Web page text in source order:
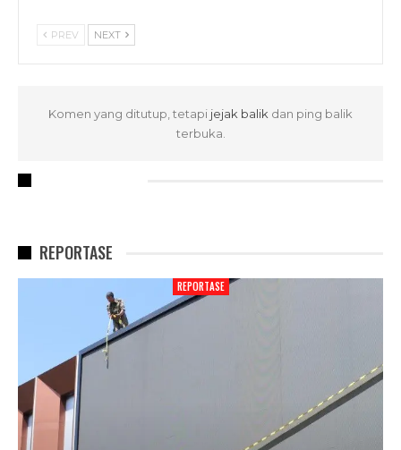
PREV NEXT
Komen yang ditutup, tetapi jejak balik dan ping balik
terbuka.
REPORTASE
REPORTASE